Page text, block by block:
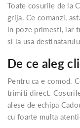
Toate cosurile de la
grija. Ce comanzi,
in poze primesti, iar
si la usa
De ce aleg
Pentru ca e comod.
trimiti direct.
alese de echipa
cu foarte multa